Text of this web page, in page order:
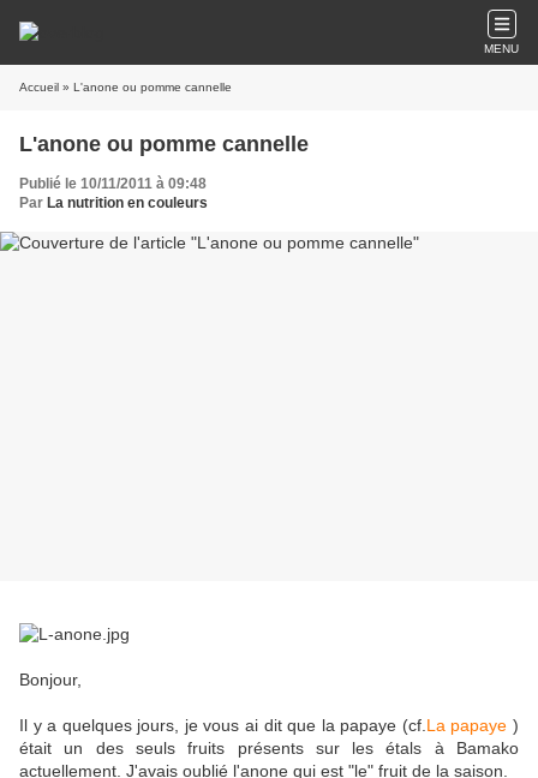
MENU
Accueil » L'anone ou pomme cannelle
L'anone ou pomme cannelle
Publié le 10/11/2011 à 09:48
Par La nutrition en couleurs
Bonjour,
Il y a quelques jours, je vous ai dit que la papaye (cf. La papaye )
était un des seuls fruits présents sur les étals à Bamako
actuellement. J'avais oublié l'anone qui est "le" fruit de la saison.